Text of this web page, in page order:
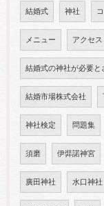
結婚式 神社
メニュー アクセス
結婚式の神社が必要と
結婚市場株式会社
神社検定 問題集
須磨 伊弉諾神宮
廣田神社 水口神社